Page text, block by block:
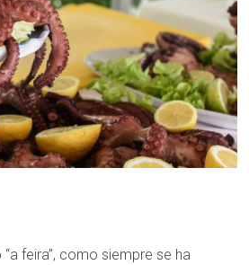
feira”, como siempre se ha